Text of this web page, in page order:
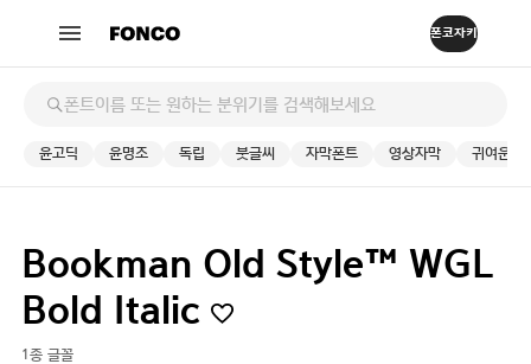
윤고딕 윤명조 독립 붓글씨 자막폰트 영상자막 귀여운
Bookman Old Style™ WGL
Bold Italic
1종 글꼴